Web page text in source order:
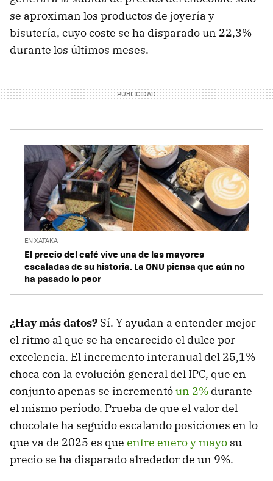
se aproximan los productos de joyería y
bisutería, cuyo coste se ha disparado un 22,3%
durante los últimos meses.
EN XATAKA
El precio del café vive una de las mayores
escaladas de su historia. La ONU piensa que aún no
ha pasado lo peor
¿Hay más datos? Sí. Y ayudan a entender mejor
el ritmo al que se ha encarecido el dulce por
excelencia. El incremento interanual del 25,1%
choca con la evolución general del IPC, que en
conjunto apenas se incrementóun 2% durante
el mismo período. Prueba de que el valor del
chocolate ha seguido escalando posiciones en lo
que va de 2025 es que entre enero y mayo su
precio se ha disparado alrededor de un 9%.